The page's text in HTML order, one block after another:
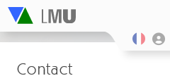
Contact